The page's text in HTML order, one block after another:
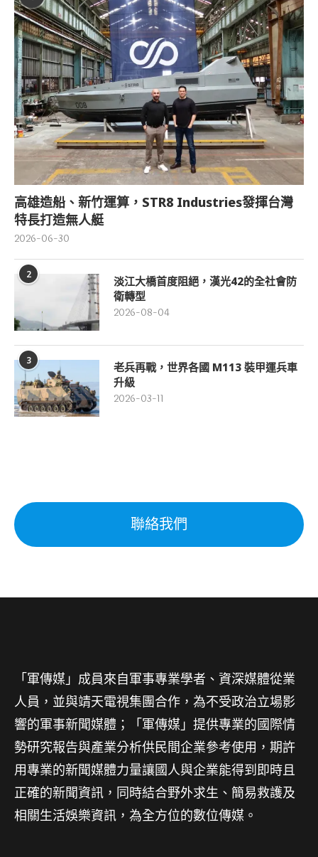
高雄造船、新竹運算，STR8 Industries發揮台灣
特長打造無人艇
2026-06-30
2
淡江大橋首度阻絕，漢光42的全社會防
衛轉型
2026-08-04
3
老兵再戰，世界各國 M113 裝甲運兵車
升級
2026-03-11
聯絡我們
「軍傳媒」成員來自軍事專業學者、資深媒體從業
人員，並與靖天電視集團合作，為不受政治立場影
響的軍事新聞媒體；「軍傳媒」提供專業的國際情
勢研究報告與產業分析供民間企業參考使用，期許
用專業的新聞媒體力量讓國人與企業能得到即時且
正確的新聞資訊，同時結合野外求生、簡易救護及
相關生活娛樂資訊，為全方位的數位傳媒。